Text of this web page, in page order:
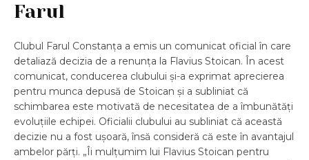
Farul
Clubul Farul Constanța a emis un comunicat oficial în care
detaliază decizia de a renunța la Flavius Stoican. În acest
comunicat, conducerea clubului și-a exprimat aprecierea
pentru munca depusă de Stoican și a subliniat că
schimbarea este motivată de necesitatea de a îmbunătăți
evoluțiile echipei. Oficialii clubului au subliniat că această
decizie nu a fost ușoară, însă consideră că este în avantajul
ambelor părți. „Îi mulțumim lui Flavius Stoican pentru